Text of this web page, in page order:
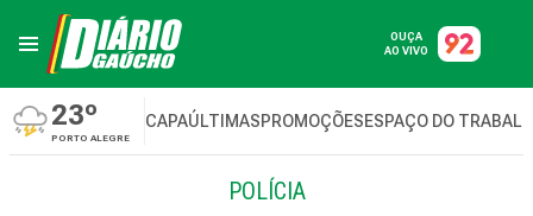
OUÇA
AO VIVO
23º
PORTO ALEGRE
CAPAÚLTIMASPROMOÇÕESESPAÇO DO
POLÍCIA